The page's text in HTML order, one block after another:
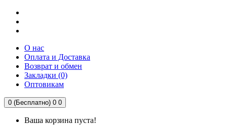
О нас
Оплата и Доставка
Возврат и обмен
Закладки (0)
Оптовикам
0 (Бесплатно) 0 0
Ваша корзина пуста!